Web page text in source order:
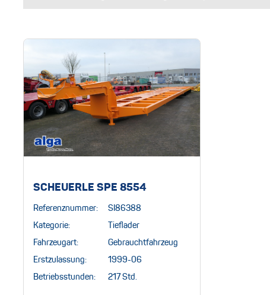
SCHEUERLE SPE 8554
Referenznummer: SI86388
Kategorie: Tieflader
Fahrzeugart: Gebrauchtfahrzeug
Erstzulassung: 1999-06
Betriebsstunden: 217 Std.